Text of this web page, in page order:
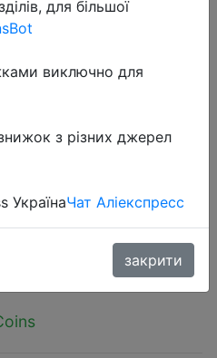
Hair band
Non-Slip
Face Wash
для більшої
виключно для
з різних джерел
УкраїнаЧат Аліекспресс
закрити